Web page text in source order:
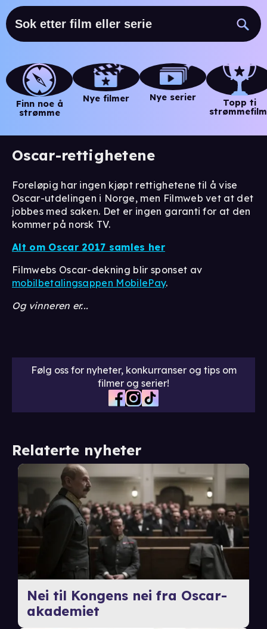
Finn noe å
strømme
Nye filmer Nye serier
Topp ti
Oscar-rettighetene
Foreløpig har ingen kjøpt rettighetene til å vise
Oscar-utdelingen i Norge, men Filmweb vet at det
jobbes med saken. Det er ingen garanti for at den
kommer på norsk TV.
Alt om Oscar 2017 samles her
Filmwebs Oscar-dekning blir sponset av
mobilbetalingsappen MobilePay.
Og vinneren er...
Følg oss for nyheter, konkurranser og tips om
filmer og serier!
Relaterte nyheter
Nei til Kongens nei fra Oscar-
akademiet